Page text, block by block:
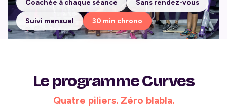
Coachée à chaque séance Sans rendez-vous
Suivi mensuel 30 min chrono
Le programme Curves
Quatre piliers. Zéro blabla.